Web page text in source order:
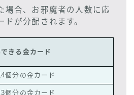
場合、お邪魔者の人数に応
ドが分配されます。
きる金カード
個分の金カード
個分の金カード